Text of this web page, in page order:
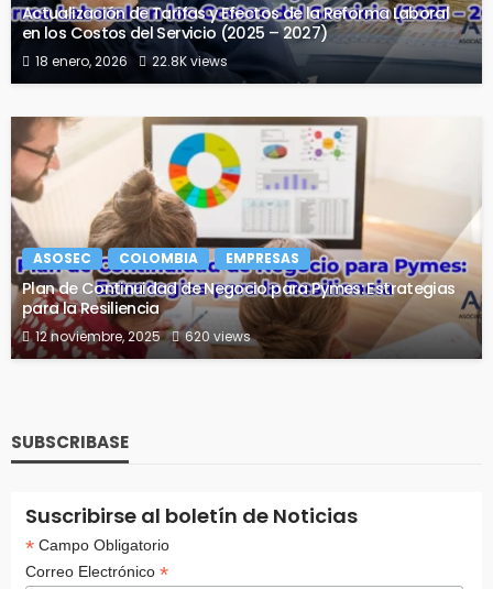
Actualización de Tarifas y Efectos de la Reforma Laboral
en los Costos del Servicio (2025 – 2027)
18 enero, 2026 22.8K views
ASOSEC COLOMBIA EMPRESAS
Plan de Continuidad de Negocio para Pymes: Estrategias
para la Resiliencia
12 noviembre, 2025 620 views
SUBSCRIBASE
Suscribirse al boletín de Noticias
*Campo Obligatorio
Correo Electrónico *